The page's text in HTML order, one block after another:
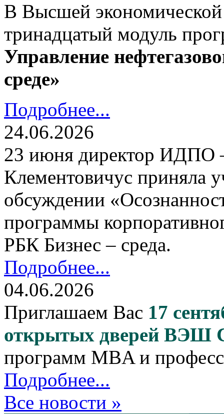
В Высшей
тринадцатый модуль
Управление
среде»
Подробнее...
24.06.2026
23 июня директор
Клементовичус приняла
обсуждении
программы
РБК Бизнес – среда.
Подробнее...
04.06.2026
Приглашаем Вас 17
открытых дверей ВЭШ
программ MBA и
Подробнее...
Все новости »